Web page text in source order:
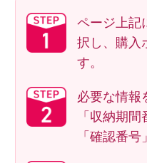
ページ上記
択し、購入
す。
必要な情報
「収納期
「確認番